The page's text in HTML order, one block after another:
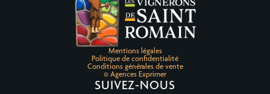
Mentions légales
Politique de confidentialité
Conditions générales de vente
© Agences Exprimer
SUIVEZ-NOUS